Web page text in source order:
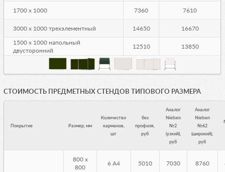
1700 х 1000 7360 7610
3000 х 1000 трехэлементный 14650
16670
1500 х 1000 напольный
двусторонний
12510 13850
СТОИМОСТЬ ПРЕДМЕТНЫХ СТЕНДОВ ТИПОВОГО РАЗМЕРА
Покрытие Размер, мм
Количество
карманов,
шт
без
профиля,
руб
Аналог
Nielsen
№2
(узкий),
руб
Аналог
Nielsen
№62
(широкий),
руб
800 х
800
6 А4 5010 7030 8760